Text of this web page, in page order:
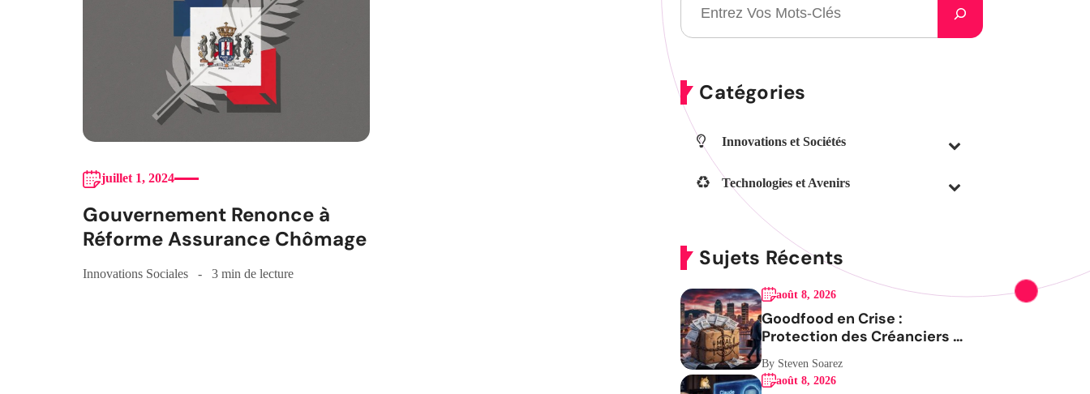
juillet 1, 2024
Gouvernement Renonce à
Réforme Assurance Chômage
Innovations Sociales 3 min de lecture
Catégories
Innovations et Sociétés
Technologies et Avenirs
Sujets Récents
août 8, 2026
Goodfood en Crise :
Protection des Créanciers et
Avenir Incertain
By Steven Soarez
août 8, 2026